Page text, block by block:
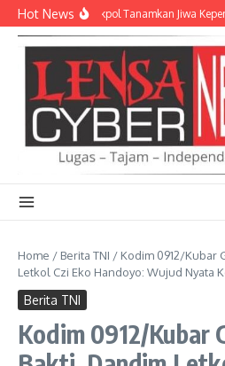
Lewati ke konten
Hot NewsTaruna Akpol Tanamkan Jiwa
Home / Berita TNI / Kodim 0912/Kubar
Letkol Czi Eko Handoyo: Wujud Nyata
Berita TNI
Kodim 0912/Kubar